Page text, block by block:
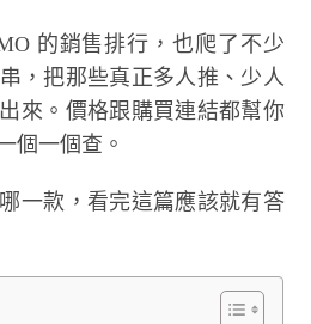
的銷售排行，也爬了不少
，把那些真正多人推、少人
來。價格跟購買連結都幫你
個一個查。
一款，看完這篇應該就有答